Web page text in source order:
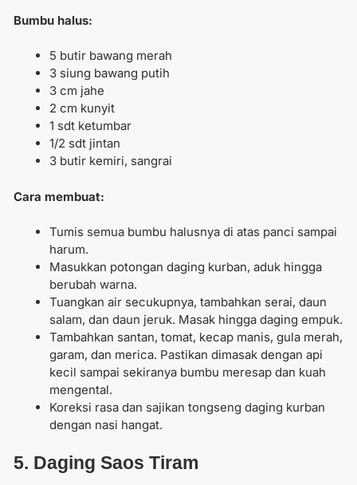
Bumbu halus:
5 butir bawang merah
3 siung bawang putih
3 cm jahe
2 cm kunyit
1 sdt ketumbar
1/2 sdt jintan
3 butir kemiri, sangrai
Cara membuat:
Tumis semua bumbu halusnya di atas panci sampai
harum.
Masukkan potongan daging kurban, aduk hingga
berubah warna.
Tuangkan air secukupnya, tambahkan serai, daun
salam, dan daun jeruk. Masak hingga daging empuk.
Tambahkan santan, tomat, kecap manis, gula merah,
garam, dan merica. Pastikan dimasak dengan api
kecil sampai sekiranya bumbu meresap dan kuah
mengental.
Koreksi rasa dan sajikan tongseng daging kurban
dengan nasi hangat.
5. Daging Saos Tiram